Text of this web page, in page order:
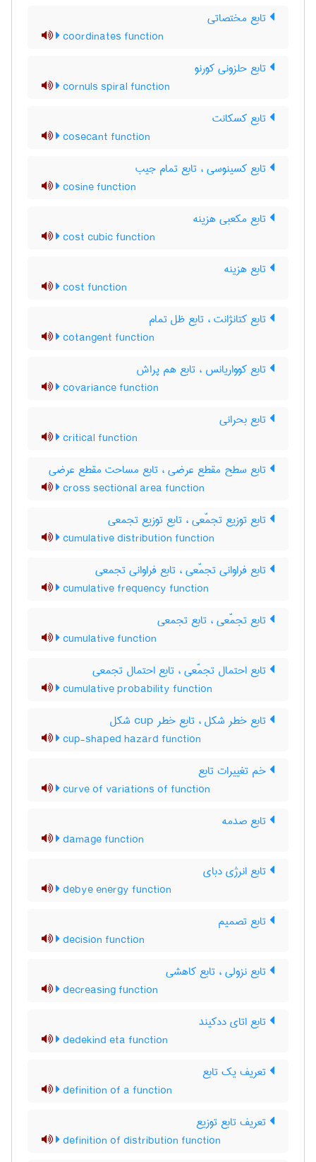
تابع مختصاتی
coordinates function
تابع حلزونی کورنو
cornuls spiral function
تابع کسکانت
cosecant function
تابع کسینوسی ، تابع تمام جیب
cosine function
تابع مکعبی هزینه
cost cubic function
تابع هزینه
cost function
تابع کتانژانت ، تابع ظل تمام
cotangent function
تابع کوواریانس ، تابع هم پراش
covariance function
تابع بحرانی
critical function
تابع سطح مقطع عرضی ، تابع مساحت مقطع عرضی
cross sectional area function
تابع توزیع تجمّعی ، تابع توزیع تجمعی
cumulative distribution function
تابع فراوانی تجمّعی ، تابع فراوانی تجمعی
cumulative frequency function
تابع تجمّعی ، تابع تجمعی
cumulative function
تابع احتمال تجمّعی ، تابع احتمال تجمعی
cumulative probability function
تابع خطر شکل ، تابع خطر ‌c‌u‌p شکل
cup-shaped hazard function
خم تغییرات تابع
curve of variations of function
تابع صدمه
damage function
تابع انرژی دبای
debye energy function
تابع تصمیم
decision function
تابع نزولی ، تابع کاهشی
decreasing function
تابع اتای ددکیند
dedekind eta function
تعریف یک تابع
definition of a function
تعریف تابع توزیع
definition of distribution function